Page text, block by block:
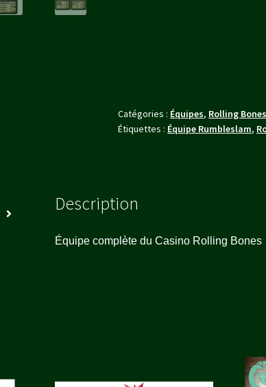
Catégories : Équipes, Rolling Bones
Étiquettes : Équipe Rumbleslam,
Description
Équipe complète du Casino Rolling Bones